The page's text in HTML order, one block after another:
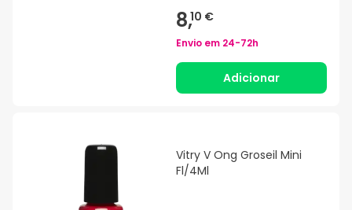
8,10 €
Envio em 24-72h
Adicionar
Vitry V Ong Groseil Mini
Fl/4Ml